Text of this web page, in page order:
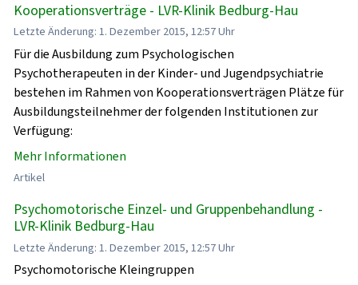
Kooperationsverträge - LVR-Klinik Bedburg-Hau
Letzte Änderung: 1. Dezember 2015, 12:57 Uhr
Für die Ausbildung zum Psychologischen
Psychotherapeuten in der Kinder- und Jugendpsychiatrie
bestehen im Rahmen von Kooperationsverträgen Plätze für
Ausbildungsteilnehmer der folgenden Institutionen zur
Verfügung:
Mehr Informationen
Artikel
Psychomotorische Einzel- und Gruppenbehandlung -
LVR-Klinik Bedburg-Hau
Letzte Änderung: 1. Dezember 2015, 12:57 Uhr
Psychomotorische Kleingruppen